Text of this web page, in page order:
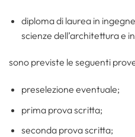
diploma di laurea in
scienze dell’architettura e
sono previste le seguenti
preselezione eventuale;
prima prova scritta;
seconda prova scritta;